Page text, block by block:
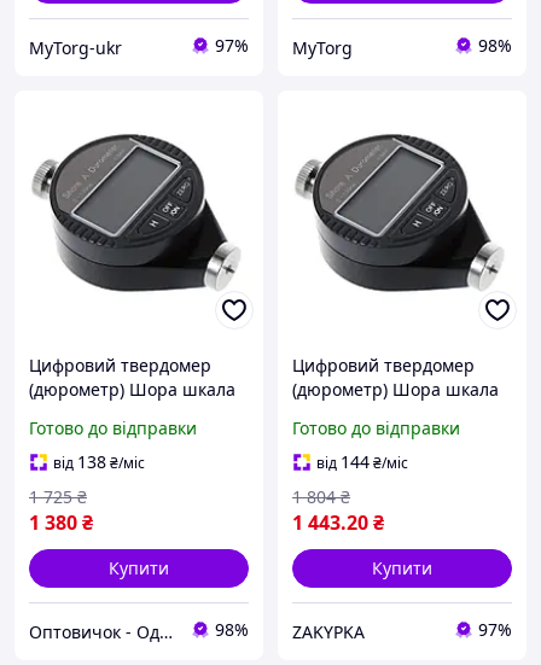
MyTorg-ukr 97% MyTorg 98%
Цифровий твердомер
(дюрометр) Шора шкала
Готово до відправки
від 138₴/міс
1 380₴
1 725 ₴
Купити
Оптовичок - Одеса 98%
Цифровий твердомер
(дюрометр) Шора шкала
Готово до відправки
від 144₴/міс
1 443.20₴
1 804 ₴
Купити
ZAKYPKA 97%